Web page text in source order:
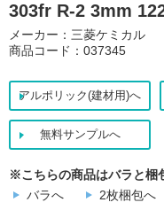
303fr R-2 3mm
メーカー：三菱ケミカル
商品コード：037345
アルポリック(建材用)へ
無料サンプルへ
※こちらの商品はバラと梱
バラへ
2枚梱包へ